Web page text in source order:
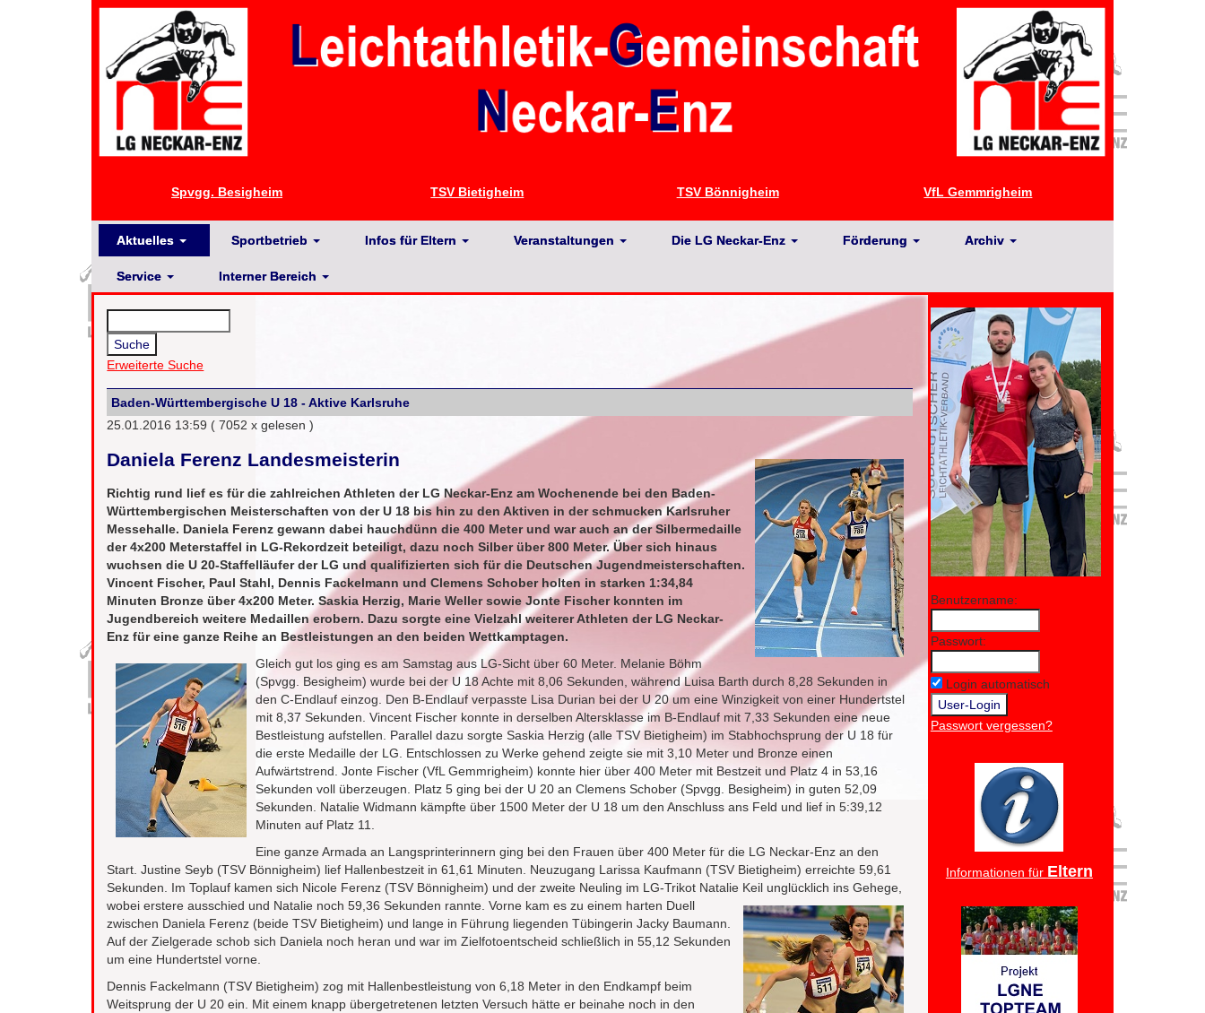
Spvgg. Besigheim TSV Bietigheim TSV Bönnigheim VfL Gemmrigheim
Aktuelles Sportbetrieb Infos für Eltern Veranstaltungen Die LG Neckar-Enz Förderung Archiv
Service Interner Bereich
Erweiterte Suche
Baden-Württembergische U 18 - Aktive Karlsruhe
25.01.2016 13:59 ( 7052 x gelesen )
Daniela Ferenz Landesmeisterin
Richtig rund lief es für die zahlreichen Athleten der LG Neckar-Enz am Wochenende bei den Baden-
Württembergischen Meisterschaften von der U 18 bis hin zu den Aktiven in der schmucken Karlsruher
Messehalle. Daniela Ferenz gewann dabei hauchdünn die 400 Meter und war auch an der Silbermedaille
der 4x200 Meterstaffel in LG-Rekordzeit beteiligt, dazu noch Silber über 800 Meter. Über sich hinaus
wuchsen die U 20-Staffelläufer der LG und qualifizierten sich für die Deutschen Jugendmeisterschaften.
Vincent Fischer, Paul Stahl, Dennis Fackelmann und Clemens Schober holten in starken 1:34,84
Minuten Bronze über 4x200 Meter. Saskia Herzig, Marie Weller sowie Jonte Fischer konnten im
Jugendbereich weitere Medaillen erobern. Dazu sorgte eine Vielzahl weiterer Athleten der LG Neckar-
Enz für eine ganze Reihe an Bestleistungen an den beiden Wettkamptagen.
Gleich gut los ging es am Samstag aus LG-Sicht über 60 Meter. Melanie Böhm
(Spvgg. Besigheim) wurde bei der U 18 Achte mit 8,06 Sekunden, während Luisa Barth durch 8,28 Sekunden in
den C-Endlauf einzog. Den B-Endlauf verpasste Lisa Durian bei der U 20 um eine Winzigkeit von einer Hundertstel
mit 8,37 Sekunden. Vincent Fischer konnte in derselben Altersklasse im B-Endlauf mit 7,33 Sekunden eine neue
Bestleistung aufstellen. Parallel dazu sorgte Saskia Herzig (alle TSV Bietigheim) im Stabhochsprung der U 18 für
die erste Medaille der LG. Entschlossen zu Werke gehend zeigte sie mit 3,10 Meter und Bronze einen
Aufwärtstrend. Jonte Fischer (VfL Gemmrigheim) konnte hier über 400 Meter mit Bestzeit und Platz 4 in 53,16
Sekunden voll überzeugen. Platz 5 ging bei der U 20 an Clemens Schober (Spvgg. Besigheim) in guten 52,09
Sekunden. Natalie Widmann kämpfte über 1500 Meter der U 18 um den Anschluss ans Feld und lief in 5:39,12
Minuten auf Platz 11.
Eine ganze Armada an Langsprinterinnern ging bei den Frauen über 400 Meter für die LG Neckar-Enz an den
Start. Justine Seyb (TSV Bönnigheim) lief Hallenbestzeit in 61,61 Minuten. Neuzugang Larissa Kaufmann (TSV Bietigheim) erreichte 59,61
Sekunden. Im Toplauf kamen sich Nicole Ferenz (TSV Bönnigheim) und der zweite Neuling im LG-Trikot Natalie Keil unglücklich ins Gehege,
wobei erstere ausschied und Natalie noch 59,36 Sekunden rannte. Vorne kam es zu einem harten Duell
zwischen Daniela Ferenz (beide TSV Bietigheim) und lange in Führung liegenden Tübingerin Jacky Baumann.
Auf der Zielgerade schob sich Daniela noch heran und war im Zielfotoentscheid schließlich in 55,12 Sekunden
um eine Hundertstel vorne.
Dennis Fackelmann (TSV Bietigheim) zog mit Hallenbestleistung von 6,18 Meter in den Endkampf beim
Weitsprung der U 20 ein. Mit einem knapp übergetretenen letzten Versuch hätte er beinahe noch in den
Benutzername:
Passwort:
Login automatisch
Passwort vergessen?
Informationen für Eltern